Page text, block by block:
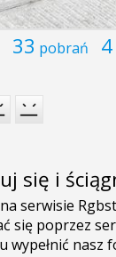
33 pobrań 4
się i